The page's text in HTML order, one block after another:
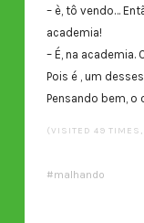
– è, tô vendo…
academia!
– É, na academia.
Pois é , um
Pensando bem,
(VISITED 49 TIMES,
malhando